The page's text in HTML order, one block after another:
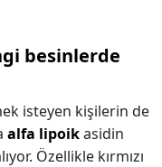
besinlerde
isteyen kişilerin de
alfa lipoikasidin
Özellikle kırmızı